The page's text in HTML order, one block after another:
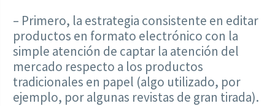
– Primero, la estrategia consistente en editar
productos en formato electrónico con la
simple atención de captar la atención del
mercado respecto a los productos
tradicionales en papel (algo utilizado, por
ejemplo, por algunas revistas de gran tirada).